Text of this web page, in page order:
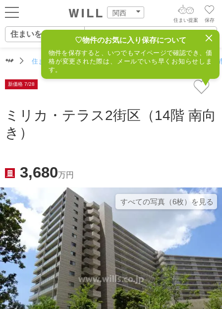
関西
ログイン
新規会員登録
住まいを売る
町を知る
店舗案内
スタッフ紹介
会社案内
保存
住まい提案
住まいをさがす
住まいをさがす
自宅の相場をみる
住まい事例をさが
す
街・施設をさがす
スタッフをさがす
AIウィルくんの提案
AI住まい提案を受ける
不動産エージェントの提案
相場データを依頼する
住まいをさがす（関西） 住所からさがす 不動産(吹田
♡物件のお気に入り保存について
物件を保存すると、いつでもマイページで確認でき、価
格が変更された際は、メールでいち早くお知らせしま
す。
新価格 7/28
ミリカ・テラス2街区（14階 南向
き）
3,680万円
すべての写真（6枚）を⾒る